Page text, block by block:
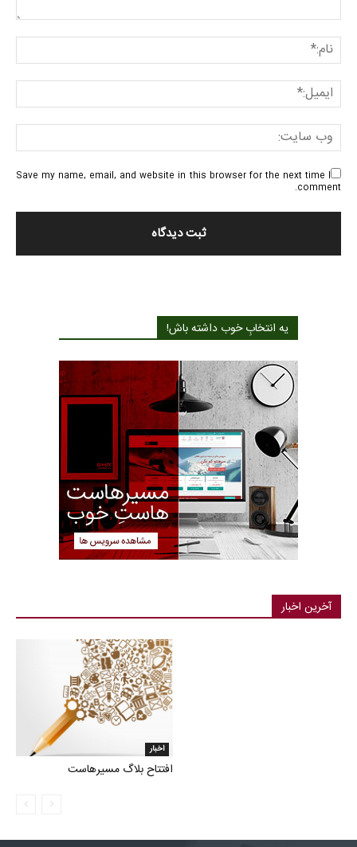
Save my name, email, and website in this browser for the next time I
comment.
یه انتخابِ خوب داشته باش!
آخرین اخبار
اخبار
افتتاح بلاگ مسیرهاست